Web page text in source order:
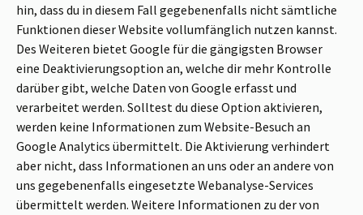
hin, dass du in diesem Fall gegebenenfalls nicht sämtliche
Funktionen dieser Website vollumfänglich nutzen kannst.
Des Weiteren bietet Google für die gängigsten Browser
eine Deaktivierungsoption an, welche dir mehr Kontrolle
darüber gibt, welche Daten von Google erfasst und
verarbeitet werden. Solltest du diese Option aktivieren,
werden keine Informationen zum Website-Besuch an
Google Analytics übermittelt. Die Aktivierung verhindert
aber nicht, dass Informationen an uns oder an andere von
uns gegebenenfalls eingesetzte Webanalyse-Services
übermittelt werden. Weitere Informationen zu der von